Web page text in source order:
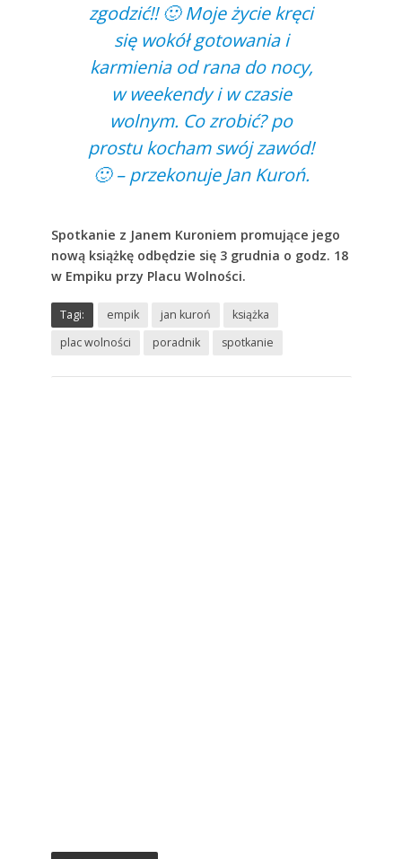
zgodzić!! 🙂 Moje życie kręci
się wokół gotowania i
karmienia od rana do nocy,
w weekendy i w czasie
wolnym. Co zrobić? po
prostu kocham swój zawód!
🙂 – przekonuje Jan Kuroń.
Spotkanie z Janem Kuroniem promujące jego
nową książkę odbędzie się 3 grudnia o godz. 18
w Empiku przy Placu Wolności.
Tagi: empik jan kuroń
książka
plac wolności
poradnik spotkanie